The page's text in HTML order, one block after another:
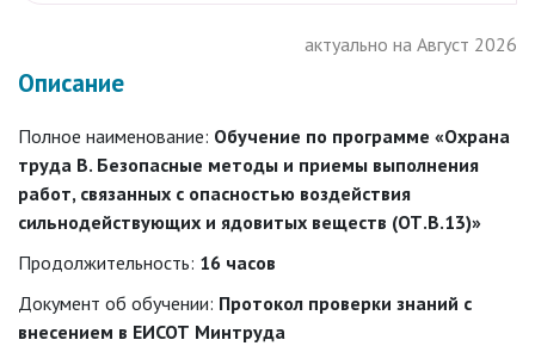
актуально на Август 2026
Описание
Полное наименование: Обучение по программе «Охрана
труда В. Безопасные методы и приемы выполнения
работ, связанных с опасностью воздействия
сильнодействующих и ядовитых веществ (ОТ.В.13)»
Продолжительность: 16 часов
Документ об обучении: Протокол проверки знаний с
внесением в ЕИСОТ Минтруда